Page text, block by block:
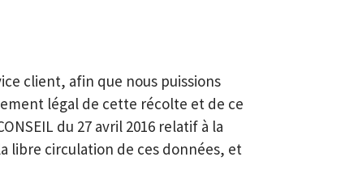
client, afin que nous puissions
légal de cette récolte et de ce
du 27 avril 2016 relatif à la
libre circulation de ces données, et